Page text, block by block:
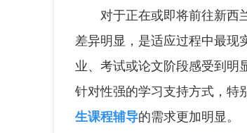
对于正在或即将前往新西兰
差异明显，是适应过程中最现
业、考试或论文阶段感受到明
针对性强的学习支持方式，特
生课程辅导的需求更加明显。